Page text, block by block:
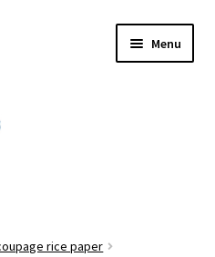
Menu
rice paper